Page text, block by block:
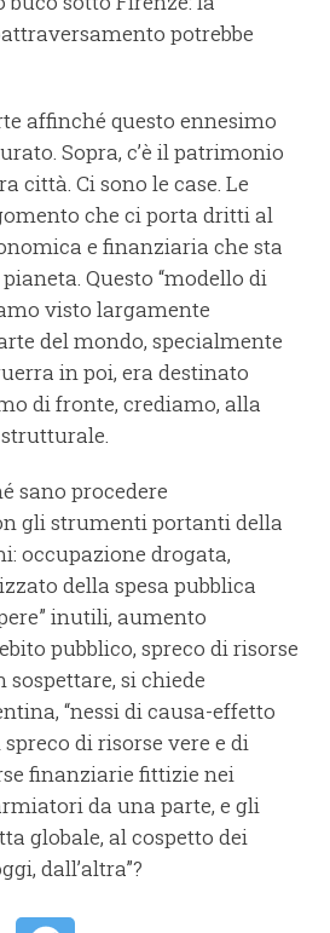
potrebbe
affinché questo ennesimo
Sopra, c’è il patrimonio
città. Ci sono le case. Le
che ci porta dritti al
e finanziaria che sta
Questo “modello di
visto largamente
del mondo, specialmente
in poi, era destinato
di fronte, crediamo, alla
sano procedere
gli strumenti portanti della
occupazione drogata,
della spesa pubblica
inutili, aumento
pubblico, spreco di risorse
si chiede
“nessi di causa-effetto
di risorse vere e di
finanziarie fittizie nei
da una parte, e gli
globale, al cospetto dei
dall’altra”?